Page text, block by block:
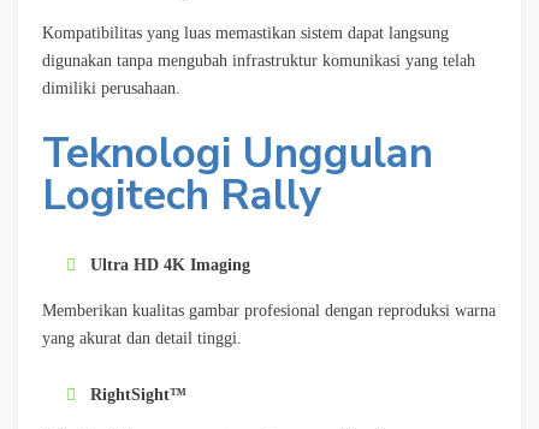
Kompatibilitas yang luas memastikan sistem dapat langsung
digunakan tanpa mengubah infrastruktur komunikasi yang telah
dimiliki perusahaan.
Teknologi Unggulan
Logitech Rally
Ultra HD 4K Imaging
Memberikan kualitas gambar profesional dengan reproduksi warna
yang akurat dan detail tinggi.
RightSight™